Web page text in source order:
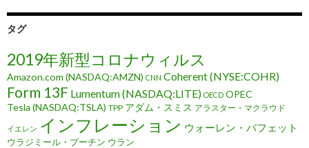
タグ
2019年新型コロナウィルス
Amazon.com (NASDAQ:AMZN) CNN Coherent (NYSE:COHR)
Form 13F Lumentum (NASDAQ:LITE) OECD OPEC
Tesla (NASDAQ:TSLA) TPP アダム・スミス アラスター・マクラウド
イエレン インフレーション ウォーレン・バフェット
ウラジミール・プーチン ウラン